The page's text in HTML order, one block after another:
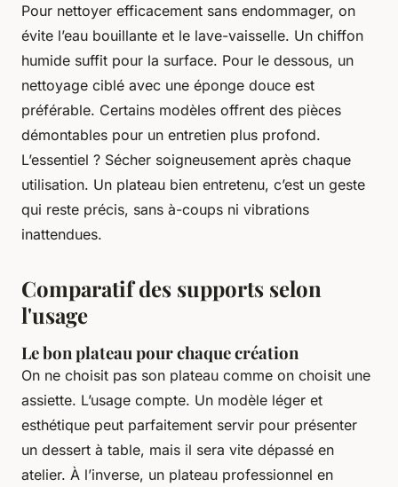
Pour nettoyer efficacement sans endommager, on
évite l’eau bouillante et le lave-vaisselle. Un chiffon
humide suffit pour la surface. Pour le dessous, un
nettoyage ciblé avec une éponge douce est
préférable. Certains modèles offrent des pièces
démontables pour un entretien plus profond.
L’essentiel ? Sécher soigneusement après chaque
utilisation. Un plateau bien entretenu, c’est un geste
qui reste précis, sans à-coups ni vibrations
inattendues.
Comparatif des supports selon
l'usage
Le bon plateau pour chaque création
On ne choisit pas son plateau comme on choisit une
assiette. L’usage compte. Un modèle léger et
esthétique peut parfaitement servir pour présenter
un dessert à table, mais il sera vite dépassé en
atelier. À l’inverse, un plateau professionnel en